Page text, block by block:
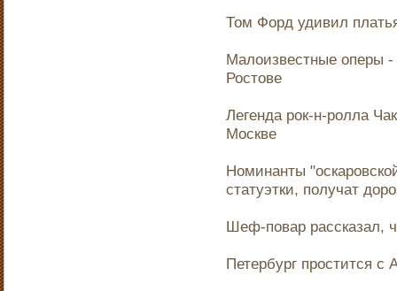
Том Форд удивил
Малоизвестные оперы
Ростове
Легенда рок-н-ролла
Москве
Номинанты
статуэтки, получат
Шеф-повар рассказал,
Петербург простится